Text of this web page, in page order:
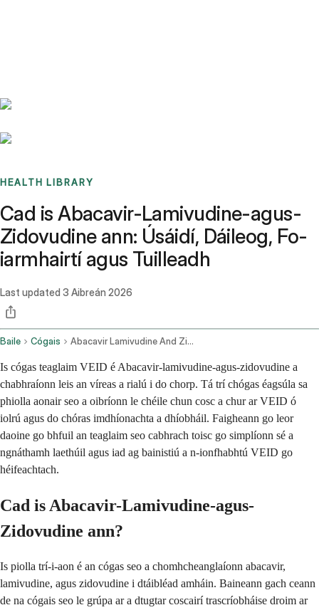
HEALTH LIBRARY
Cad is Abacavir-Lamivudine-agus-
Zidovudine ann: Úsáidí, Dáileog, Fo-
iarmhairtí agus Tuilleadh
Last updated 3 Aibreán 2026
Baile Cógais Abacavir Lamivudine And Zidovudine Oral Route
Is cógas teaglaim VEID é Abacavir-lamivudine-agus-zidovudine a
chabhraíonn leis an víreas a rialú i do chorp. Tá trí chógas éagsúla sa
phiolla aonair seo a oibríonn le chéile chun cosc a chur ar VEID ó
iolrú agus do chóras imdhíonachta a dhíobháil. Faigheann go leor
daoine go bhfuil an teaglaim seo cabhrach toisc go simplíonn sé a
ngnáthamh laethúil agus iad ag bainistiú a n-ionfhabhtú VEID go
héifeachtach.
Cad is Abacavir-Lamivudine-agus-
Zidovudine ann?
Is piolla trí-i-aon é an cógas seo a chomhcheanglaíonn abacavir,
lamivudine, agus zidovudine i dtáibléad amháin. Baineann gach ceann
de na cógais seo le grúpa ar a dtugtar coscairí trascríobháise droim ar